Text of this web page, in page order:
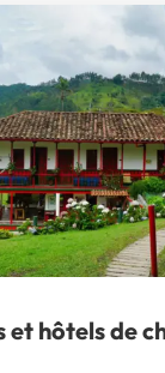
et hôtels de